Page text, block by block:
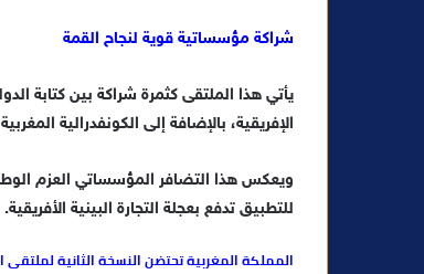
ت
و
ن
ا
شراكة مؤسساتية قوية لنجاح القمة
يأتي هذا الملتقى كثمرة شراكة بين كتابة
الإفريقية، بالإضافة إلى الكونفدرالية
ويعكس هذا التضافر المؤسساتي العزم
للتطبيق تدفع بعجلة التجارة البينية الأفريقية.
المملكة المغربية تحتضن النسخة الثانية لملتقى